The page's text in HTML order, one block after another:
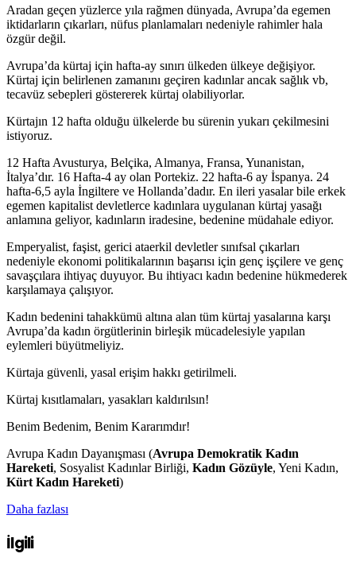
Aradan geçen yüzlerce yıla rağmen dünyada, Avrupa’da egemen
iktidarların çıkarları, nüfus planlamaları nedeniyle rahimler hala
özgür değil.
Avrupa’da kürtaj için hafta-ay sınırı ülkeden ülkeye değişiyor.
Kürtaj için belirlenen zamanını geçiren kadınlar ancak sağlık vb,
tecavüz sebepleri göstererek kürtaj olabiliyorlar.
Kürtajın 12 hafta olduğu ülkelerde bu sürenin yukarı çekilmesini
istiyoruz.
12 Hafta Avusturya, Belçika, Almanya, Fransa, Yunanistan,
İtalya’dır. 16 Hafta-4 ay olan Portekiz. 22 hafta-6 ay İspanya. 24
hafta-6,5 ayla İngiltere ve Hollanda’dadır. En ileri yasalar bile erkek
egemen kapitalist devletlerce kadınlara uygulanan kürtaj yasağı
anlamına geliyor, kadınların iradesine, bedenine müdahale ediyor.
Emperyalist, faşist, gerici ataerkil devletler sınıfsal çıkarları
nedeniyle ekonomi politikalarının başarısı için genç işçilere ve genç
savaşçılara ihtiyaç duyuyor. Bu ihtiyacı kadın bedenine hükmederek
karşılamaya çalışıyor.
Kadın bedenini tahakkümü altına alan tüm kürtaj yasalarına karşı
Avrupa’da kadın örgütlerinin birleşik mücadelesiyle yapılan
eylemleri büyütmeliyiz.
Kürtaja güvenli, yasal erişim hakkı getirilmeli.
Kürtaj kısıtlamaları, yasakları kaldırılsın!
Benim Bedenim, Benim Kararımdır!
Avrupa Kadın Dayanışması (Avrupa Demokratik Kadın
Hareketi, Sosyalist Kadınlar Birliği, Kadın Gözüyle, Yeni Kadın,
Kürt Kadın Hareketi)
Daha fazlası
İlgili